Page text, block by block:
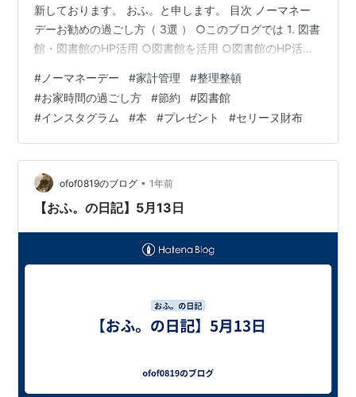
新しております。 おふ。と申します。 目次 ノーマネー
デーお勧めの過ごし方（ 3選 ） ○このブログでは 1. 図書
館・図書館のHP活用 ○図書館を活用 ○図書館のHP活用
家計簿をつける ○お金の管理 ○家計簿をつける ○このブ
ログでは 「ノーマネーデーお勧めの過ごし方（ 3選 ）」
についてご紹介していきます！ ※ ノーマネーデーとは：
お金を全く使わない日のこと。 1. 図書館・図書館のHP活
用 ○図…
# ノーマネーデー #家計管理 #整理整頓
#お家時間の過ごし方 #節約 #図書館
#インスタグラム #本 #プレゼント #セリーヌ財布
ofof0819のブログ • 1年前
【おふ。の日記】5月13日